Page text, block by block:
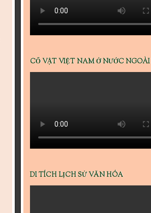
CỔ VẬT VIỆT NAM Ở NƯỚC NGOÀI
DI TÍCH LỊCH SỬ VĂN HÓA